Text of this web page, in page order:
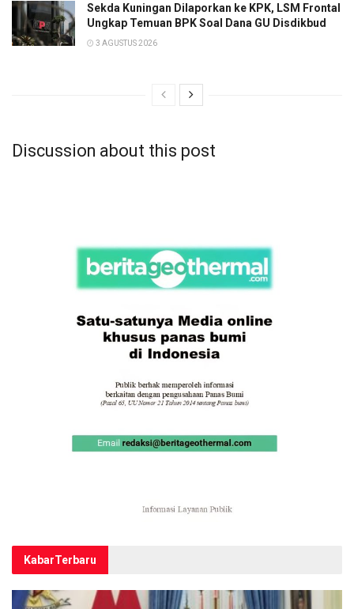
Sekda Kuningan Dilaporkan ke KPK, LSM Frontal
Ungkap Temuan BPK Soal Dana GU Disdikbud
3 AGUSTUS 2026
Discussion about this post
KabarTerbaru